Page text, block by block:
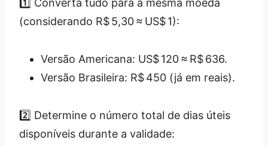
(considerando R$ 5,30 ≈ US$ 1):
Versão Americana: US$ 120 ≈ R$ 636.
Versão Brasileira: R$ 450 (já em reais).
2️⃣ Determine o número total de dias úteis
disponíveis durante a validade: